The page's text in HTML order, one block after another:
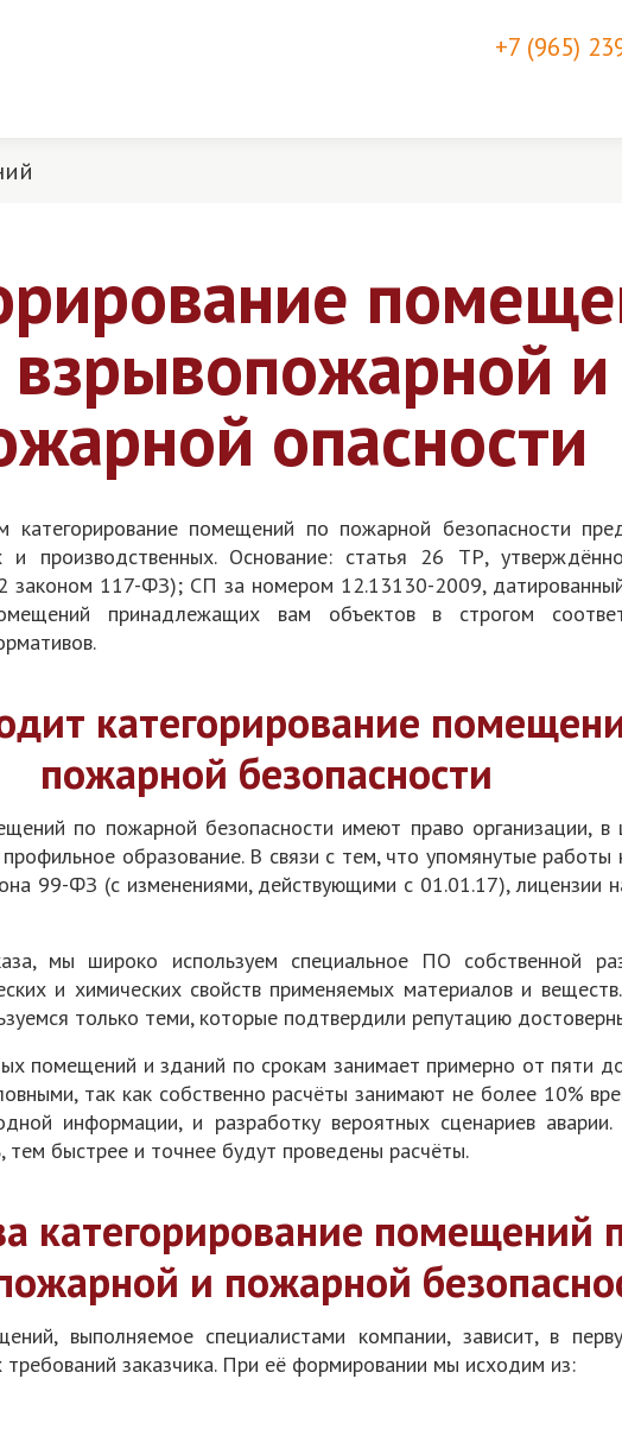
+7 (965)
и
опасности
категорирование помещений по пожарной безопасности
и производственных. Основание: статья 26 ТР,
законом 117-ФЗ); СП за номером 12.13130-2009,
принадлежащих вам объектов в строгом
категорирование
пожарной безопасности
по пожарной безопасности имеют право организации,
образование. В связи с тем, что упомянутые работы
99-ФЗ (с изменениями, действующими с 01.01.17), лицензии
мы широко используем специальное ПО собственной
и химических свойств применяемых материалов и
только теми, которые подтвердили репутацию
помещений и зданий по срокам занимает примерно от пяти
так как собственно расчёты занимают не более 10%
информации, и разработку вероятных сценариев
быстрее и точнее будут проведены расчёты.
категорирование помещений
и пожарной
выполняемое специалистами компании, зависит, в
заказчика. При её формировании мы исходим из: